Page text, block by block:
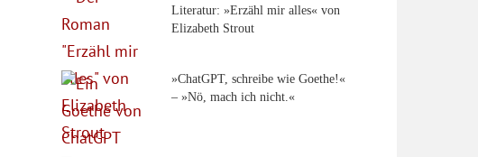
Literatur: »Erzähl mir alles« von
Elizabeth Strout
»ChatGPT, schreibe wie Goethe!«
– »Nö, mach ich nicht.«